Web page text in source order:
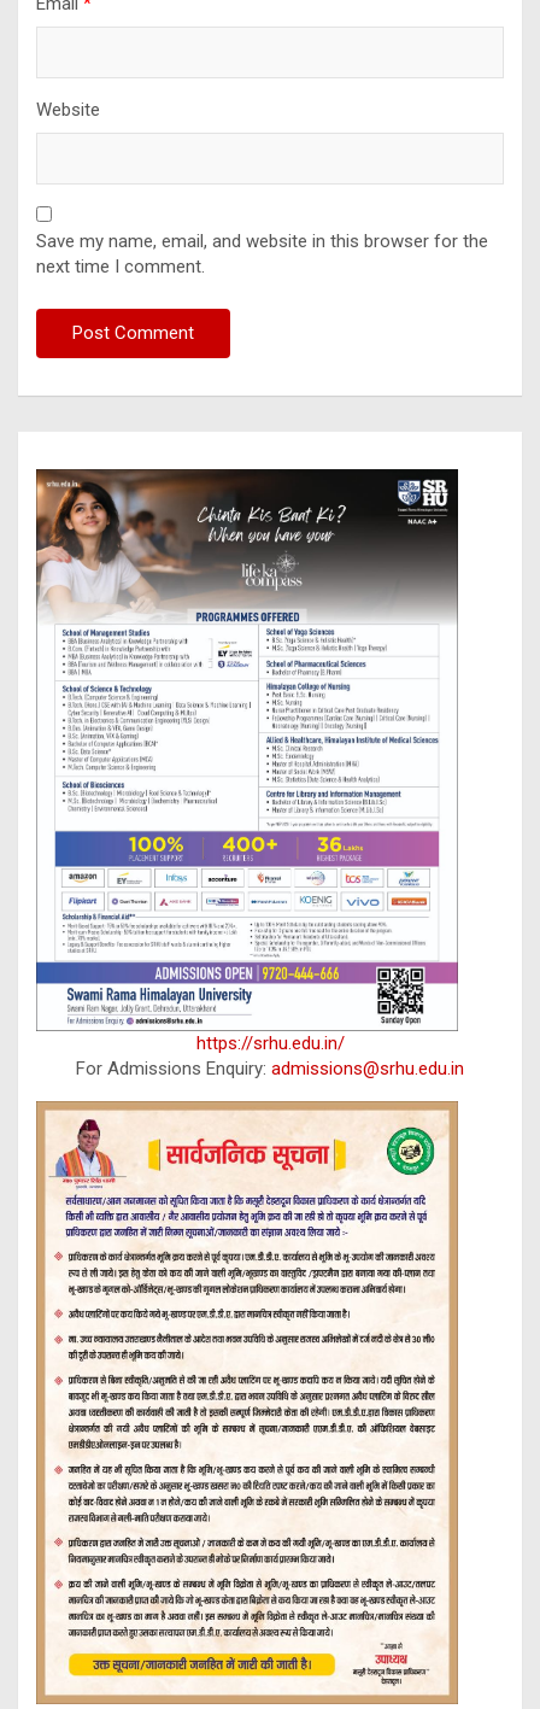
Website
Save my name, email, and website in this browser for the
next time I comment.
https://srhu.edu.in/
For Admissions Enquiry: admissions@srhu.edu.in